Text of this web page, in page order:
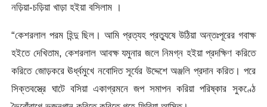
নড়িয়া-চড়িয়া খাড়া হইয়া বসিলাম ।
“কেশরলাল পরম হিন্দু ছিল। আমি প্রত্যহ প্রত্যুষে উঠিয়া অন্তঃপূরের গবাক্ষ
হইতে দেখিতাম, কেশরলাল আবক্ষ যমুনার জলে নিমগ্ন হইয়া প্রদক্ষিণ করিতে
করিতে জোড়করে ঊর্ধ্বমুখে নবোদিত সূর্যের উদ্দেশে অঞ্জলি প্রদান করিত। পরে
সিক্তবস্ত্রে ঘাটে বসিয়া একাগ্রমনে জপ সমাপন করিয়া পরিষ্কার সুকণ্ঠে